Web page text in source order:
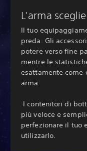
L'arma
Il tuo
preda. Gli
potere verso fine
mentre le
esattamente come
arma.
I contenitori di
più veloce e
perfezionare il tuo
utilizzarlo.